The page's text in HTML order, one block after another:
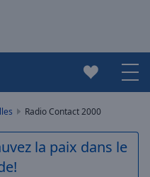
Radio Contact 2000
la paix dans le